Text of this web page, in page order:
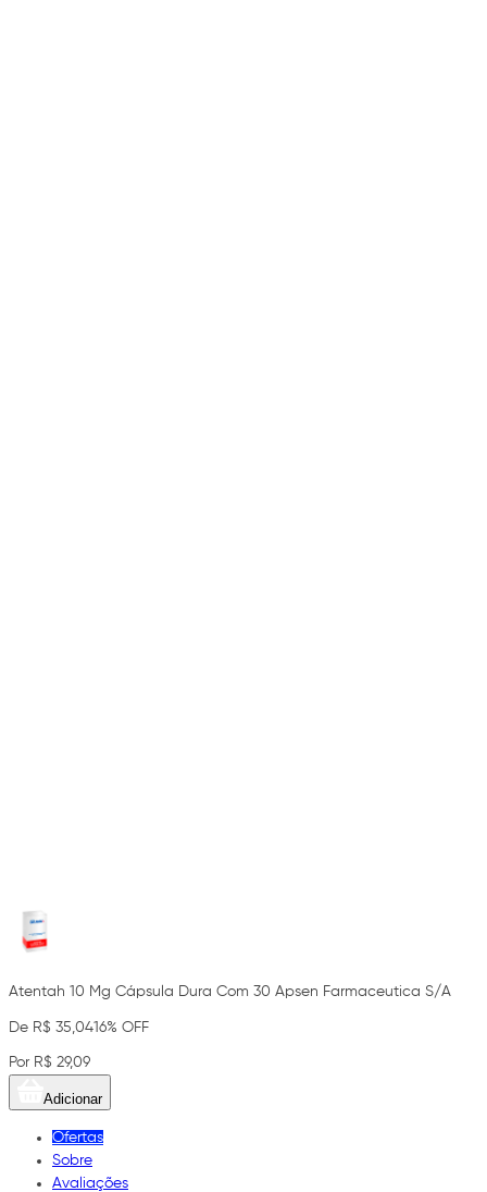
Atentah 10 Mg Cápsula Dura Com 30 Apsen Farmaceutica S/A
De R$ 35,0416% OFF
Por R$ 29,09
Adicionar
Ofertas
Sobre
Avaliações